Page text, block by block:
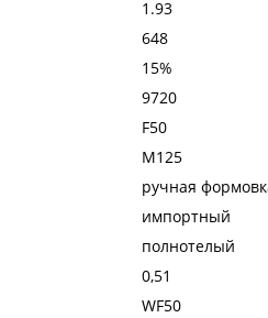
1.93
648
15%
9720
F50
М125
ручная
импортный
полнотелый
0,51
WF50